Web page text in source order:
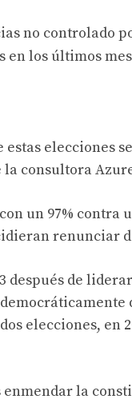
no controlado
en los últimos
elecciones
consultora
un 97%
renunciar
después de
elecciones,
enmendar la